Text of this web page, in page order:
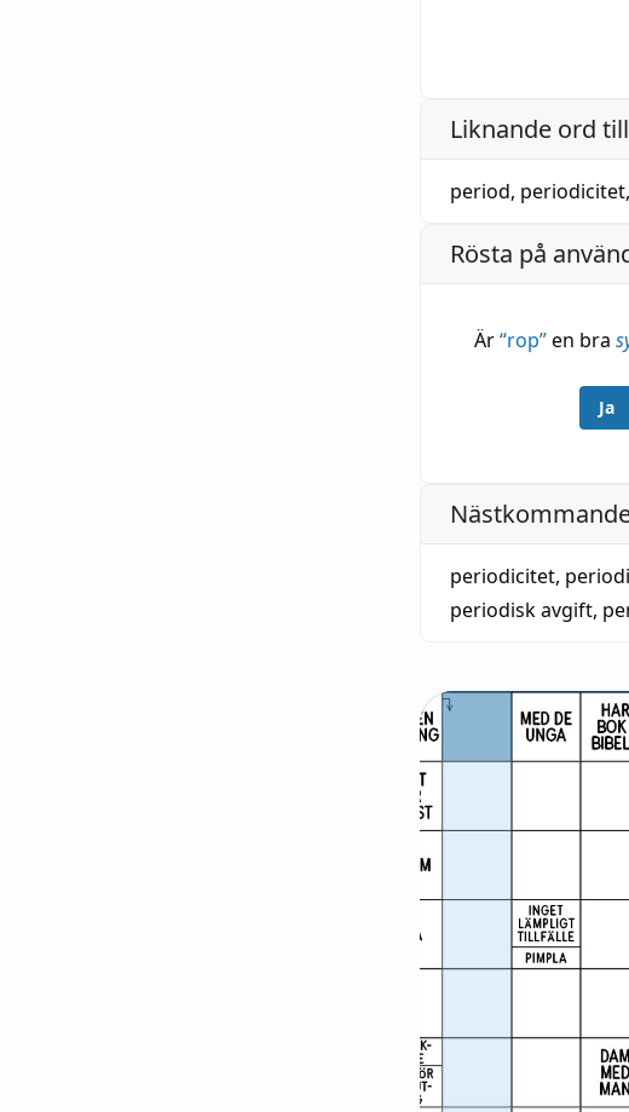
Liknande ord till
period, periodicitet,
Rösta på
Är“rop”en bra
Ja
periodicitet,
periodisk avgift,